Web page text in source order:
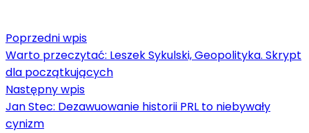
Poprzedni wpis
Warto przeczytać: Leszek Sykulski, Geopolityka. Skrypt
dla początkujących
Następny wpis
Jan Stec: Dezawuowanie historii PRL to niebywały
cynizm